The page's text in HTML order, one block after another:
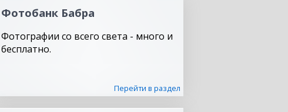
Фотобанк Бабра
Фотографии со всего света - много и
бесплатно.
Перейти в раздел